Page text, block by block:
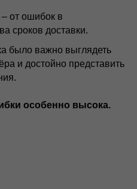
от ошибок в
сроков доставки.
было важно выглядеть
и достойно представить
особенно высока.